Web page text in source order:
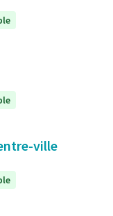
ville